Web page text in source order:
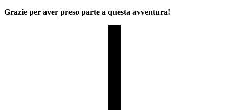
Grazie per aver preso parte a questa avventura!